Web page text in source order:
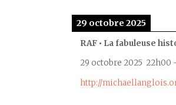
29 octobre 2025
RAF • La fabuleuse
29 octobre 2025 22h00
http://